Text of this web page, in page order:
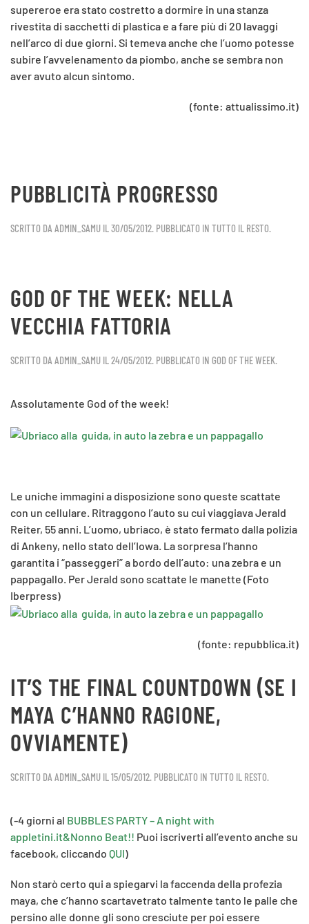
supereroe era stato costretto a dormire in una stanza
rivestita di sacchetti di plastica e a fare più di 20 lavaggi
nell’arco di due giorni. Si temeva anche che l’uomo potesse
subire l’avvelenamento da piombo, anche se sembra non
aver avuto alcun sintomo.
(fonte: attualissimo.it)
PUBBLICITÀ PROGRESSO
SCRITTO DA ADMIN_SAMU IL30/05/2012. PUBBLICATO IN TUTTO IL RESTO.
GOD OF THE WEEK: NELLA
VECCHIA FATTORIA
SCRITTO DA ADMIN_SAMU IL24/05/2012. PUBBLICATO IN GOD OF THE WEEK.
Assolutamente God of the week!
Le uniche immagini a disposizione sono queste scattate
con un cellulare. Ritraggono l’auto su cui viaggiava Jerald
Reiter, 55 anni. L’uomo, ubriaco, è stato fermato dalla polizia
di Ankeny, nello stato dell’Iowa. La sorpresa l’hanno
garantita i “passeggeri” a bordo dell’auto: una zebra e un
pappagallo. Per Jerald sono scattate le manette (Foto
Iberpress)
(fonte: repubblica.it)
IT’S THE FINAL COUNTDOWN (SE I
MAYA C’HANNO RAGIONE,
OVVIAMENTE)
SCRITTO DA ADMIN_SAMU IL15/05/2012. PUBBLICATO IN TUTTO IL RESTO.
(-4 giorni al BUBBLES PARTY – A night with
appletini.it&Nonno Beat!! Puoi iscriverti all’evento anche su
facebook, cliccando QUI)
Non starò certo qui a spiegarvi la faccenda della profezia
maya, che c’hanno scartavetrato talmente tanto le palle che
persino alle donne gli sono cresciute per poi essere